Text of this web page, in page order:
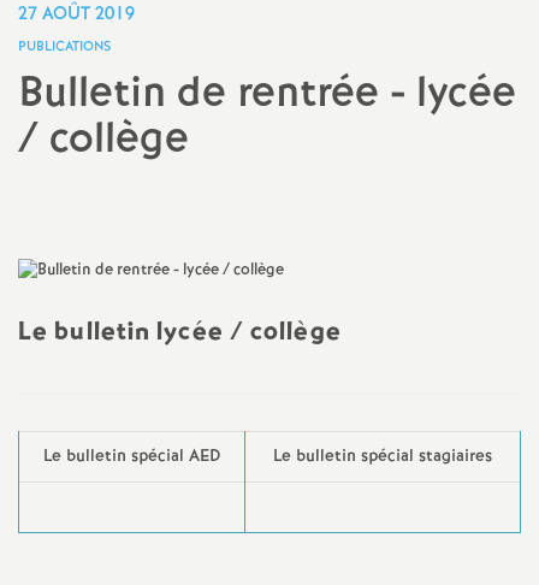
a
27 AOÛT 2019
PUBLICATIONS
Bulletin de rentrée - lycée
/ collège
Le bulletin lycée / collège
Le bulletin spécial AED Le bulletin spécial stagiaires